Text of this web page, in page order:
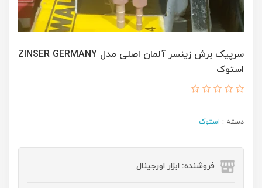
سرپیک برش زینسر آلمان اصلی مدل ZINSER GERMANY
استوک
دسته : استوک
فروشنده: ابزار اورجینال